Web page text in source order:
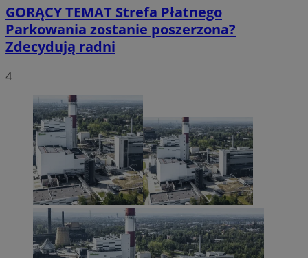
GORĄCY TEMAT Strefa Płatnego
Parkowania zostanie poszerzona?
Zdecydują radni
4